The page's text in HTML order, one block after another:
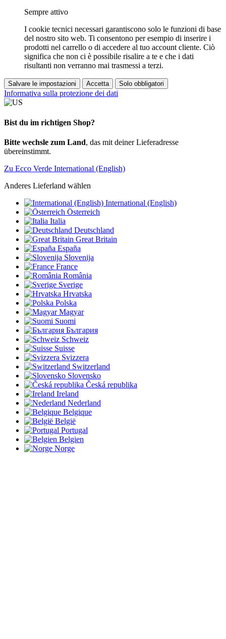
Sempre attivo
I cookie tecnici necessari garantiscono solo le funzioni di base
del nostro sito web. Ti consentono per esempio di inserire i
prodotti nel carrello o di accedere al tuo account cliente. Ciò
significa che non ci è possibile risalire a te e che i dati
risultanti non verranno mai trasmessi a terzi.
Salvare le impostazioni Accetta Solo obbligatori
Informativa sulla protezione dei dati
Bist du im richtigen Shop?
Bitte wechsle zum Land, das mit deiner Lieferadresse
übereinstimmt.
Zu Ecco Verde International (English)
Anderes Lieferland wählen
International (English)
Österreich
Italia
Deutschland
Great Britain
España
Slovenija
France
România
Sverige
Hrvatska
Polska
Magyar
Suomi
България
Schweiz
Suisse
Svizzera
Switzerland
Slovensko
Česká republika
Ireland
Nederland
Belgique
België
Portugal
Belgien
Norge